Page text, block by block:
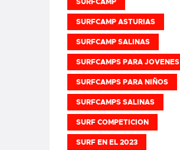
SURFCAMP ASTURIAS
SURFCAMP SALINAS
SURFCAMPS PARA JOVENES
SURFCAMPS PARA NIÑOS
SURFCAMPS SALINAS
SURF COMPETICION
SURF EN EL 2023